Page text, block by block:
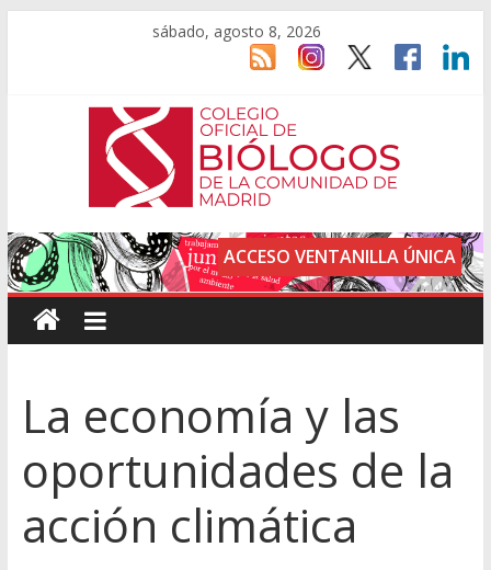
sábado, agosto 8, 2026
ACCESO VENTANILLA ÚNICA
La economía y las
oportunidades de la
acción climática